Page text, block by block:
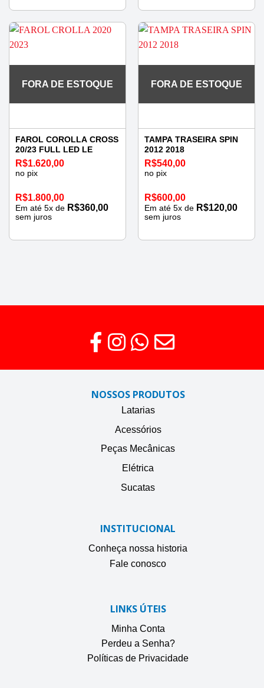
FORA DE ESTOQUE
FAROL COROLLA CROSS
20/23 FULL LED LE
R$1.620,00
no pix
R$1.800,00
Em até 5x de R$360,00
sem juros
FORA DE ESTOQUE
TAMPA TRASEIRA SPIN
2012 2018
R$540,00
no pix
R$600,00
Em até 5x de R$120,00
sem juros
NOSSOS PRODUTOS
Latarias
Acessórios
Peças Mecânicas
Elétrica
Sucatas
INSTITUCIONAL
Conheça nossa historia
Fale conosco
LINKS ÚTEIS
Minha Conta
Perdeu a Senha?
Políticas de Privacidade